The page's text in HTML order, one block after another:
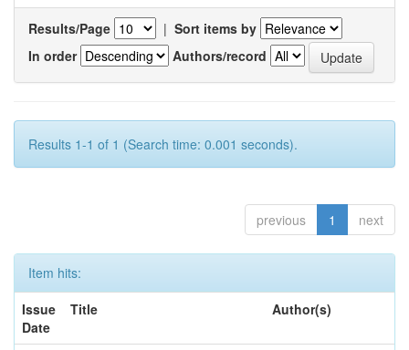
Results/Page | Sort items by
In order
Authors/record
Results 1-1 of 1 (Search time: 0.001 seconds).
previous 1 next
Item hits:
Issue
Date
Title Author(s)